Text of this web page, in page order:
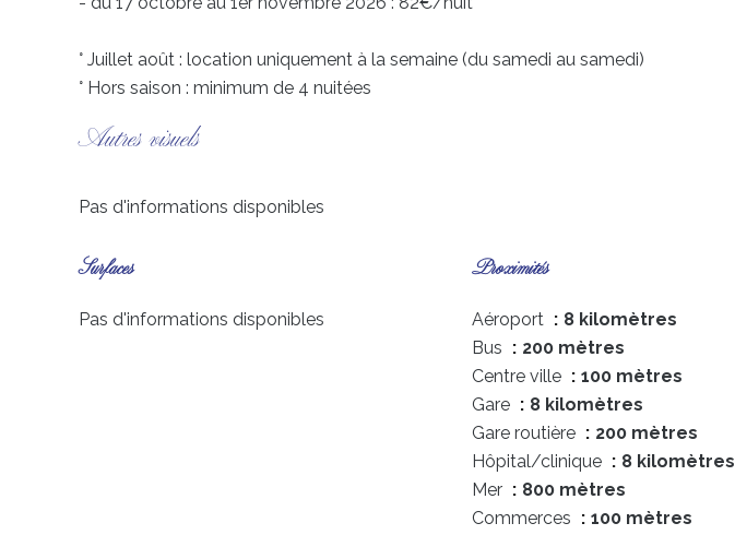
° Juillet août : location uniquement à la semaine (du samedi au samedi)
° Hors saison : minimum de 4 nuitées
Autres visuels
Pas d'informations disponibles
Surfaces
Pas d'informations disponibles
Proximités
Aéroport
8 kilomètres
Bus
200 mètres
Centre ville
100 mètres
Gare
8 kilomètres
Gare routière
200 mètres
Hôpital/clinique
8 kilomètres
Mer
800 mètres
Commerces
100 mètres